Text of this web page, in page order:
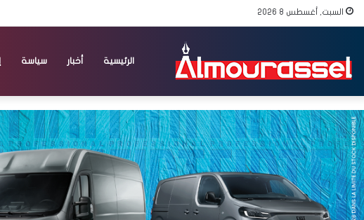
السبت, أغسطس 8 2026
الرئيسية أخبار سياسة